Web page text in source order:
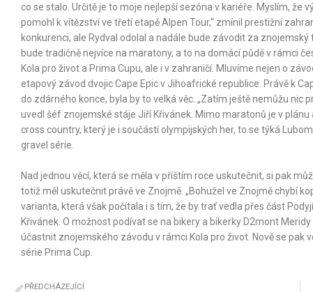
co se stalo. Určitě je to moje nejlepší sezóna v kariéře. Myslím, že
pomohl k vítězství ve třetí etapě Alpen Tour,“ zmínil prestižní
konkurenci, ale Rydval odolal a nadále bude závodit za
bude tradičně nejvíce na maratony, a to na domácí půdě v rámci
Kola pro život a Prima Cupu, ale i v zahraničí. Mluvíme nejen o
etapový závod dvojic Cape Epic v Jihoafrické republice. Právě k
do zdárného konce, byla by to velká věc. „Zatím ještě nemůžu nic
uvedl šéf znojemské stáje Jiří Křivánek. Mimo maratonů je v
cross country, který je i součástí olympijských her, to se týká
gravel série.
Nad jednou věcí, která se měla v příštím roce uskutečnit, si pak
totiž měl uskutečnit právě ve Znojmě. „Bohužel ve Znojmě chybí
varianta, která však počítala i s tím, že by trať vedla přes část
Křivánek. O možnost podívat se na bikery a bikerky D2mont
účastnit znojemského závodu v rámci Kola pro život. Nově se
série Prima Cup.
PŘEDCHÁZEJÍCÍ